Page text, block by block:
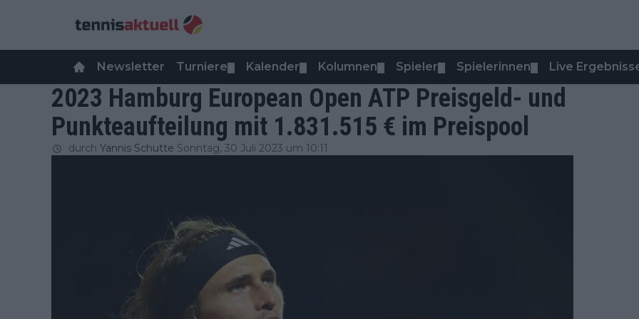
Newsletter Turniere Kalender Kolumnen Spieler Spielerinnen Live
2023 Hamburg European Open ATP Preisgeld- und
Punkteaufteilung mit 1.831.515 € im Preispool
durch Yannis Schutte Sonntag, 30 Juli 2023 um 10:11